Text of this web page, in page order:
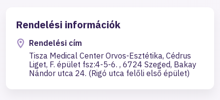
Rendelési információk
Rendelési cím
Tisza Medical Center Orvos-Esztétika, Cédrus
Liget, F. épület fsz:4-5-6. , 6724 Szeged, Bakay
Nándor utca 24. (Rigó utca felőli első épület)